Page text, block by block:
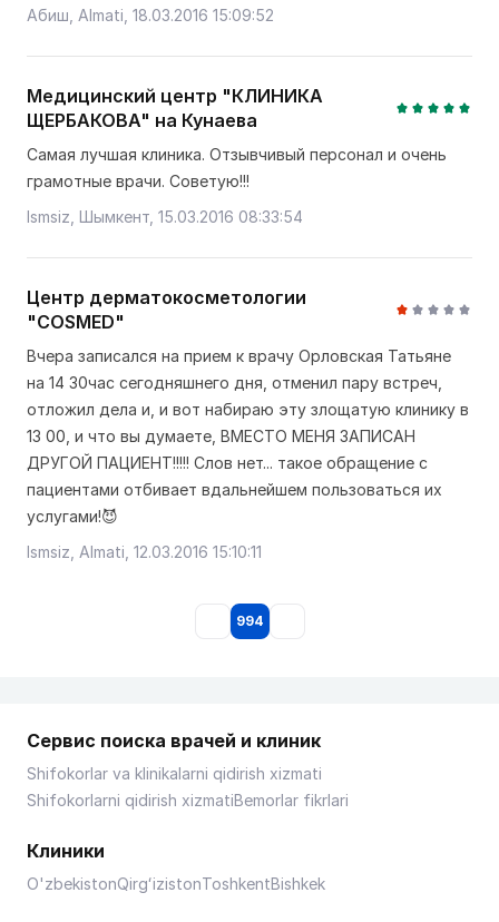
Абиш, Almati, 18.03.2016 15:09:52
Медицинский центр "КЛИНИКА
ЩЕРБАКОВА" на Кунаева
Самая лучшая клиника. Отзывчивый персонал и очень
грамотные врачи. Советую!!!
Ismsiz, Шымкент, 15.03.2016 08:33:54
Центр дерматокосметологии
"COSMED"
Вчера записался на прием к врачу Орловская Татьяне
на 14 30час сегодняшнего дня, отменил пару встреч,
отложил дела и, и вот набираю эту злощатую клинику в
13 00, и что вы думаете, ВМЕСТО МЕНЯ ЗАПИСАН
ДРУГОЙ ПАЦИЕНТ!!!!! Слов нет... такое обращение с
пациентами отбивает вдальнейшем пользоваться их
услугами!😈
Ismsiz, Almati, 12.03.2016 15:10:11
994
Сервис поиска врачей и клиник
Shifokorlar va klinikalarni qidirish xizmati
Shifokorlarni qidirish xizmatiBemorlar fikrlari
Клиники
O'zbekistonQirgʻizistonToshkentBishkek